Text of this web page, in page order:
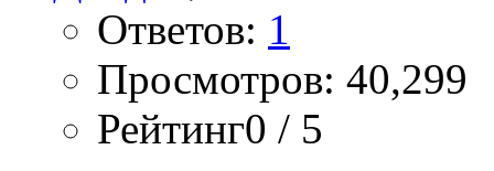
Ответов: 1
Просмотров: 40,299
Рейтинг0 / 5